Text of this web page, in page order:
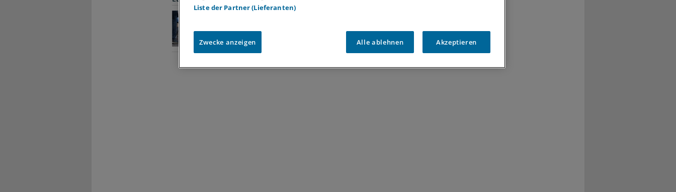
Polizei: Amokläufer war wohl psychisch vorbelasteter
Liste der Partner (Lieferanten)
Zwecke anzeigen Alle ablehnen Akzeptieren